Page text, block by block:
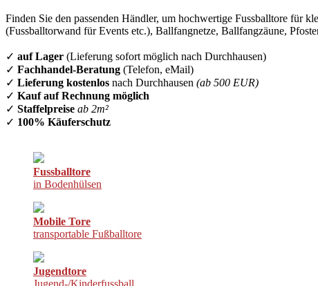
Finden Sie den passenden Händler, um hochwertige Fussballtore für
(Fussballtorwand für Events etc.), Ballfangnetze, Ballfangzäune,
✓ auf Lager (Lieferung sofort möglich nach Durchhausen)
✓ Fachhandel-Beratung (Telefon, eMail)
✓ Lieferung kostenlos nach Durchhausen (ab 500 EUR)
✓ Kauf auf Rechnung möglich
✓ Staffelpreise ab 2m²
✓ 100% Käuferschutz
Fussballtore
in Bodenhülsen
Mobile Tore
transportable Fußballtore
Jugendtore
Jugend-/Kinderfussball